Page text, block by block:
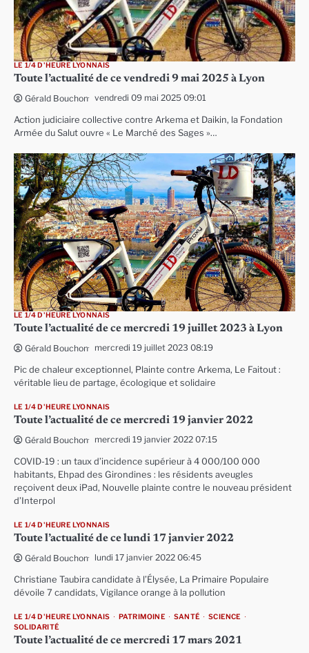
LE 1/4 D'HEURE LYONNAIS
Toute l’actualité de ce vendredi 9 mai 2025 à Lyon
Gérald Bouchon vendredi 09 mai 2025 09:01
Action judiciaire collective contre Arkema et Daikin, la Fondation
Armée du Salut ouvre « Le Marché des Sages »…
LE 1/4 D'HEURE LYONNAIS
Toute l’actualité de ce mercredi 19 juillet 2023 à Lyon
Gérald Bouchon mercredi 19 juillet 2023 08:19
Pic de chaleur exceptionnel, Plainte contre Arkema, Le Faitout :
véritable lieu de partage, écologique et solidaire
LE 1/4 D'HEURE LYONNAIS
Toute l’actualité de ce mercredi 19 janvier 2022
Gérald Bouchon mercredi 19 janvier 2022 07:15
COVID-19 : un taux d’incidence supérieur à 4 000/100 000
habitants, Ehpad des Girondines : les résidents aveugles
reçoivent deux iPad, Nouvelle plainte contre le nouveau président
d’Interpol
LE 1/4 D'HEURE LYONNAIS
Toute l’actualité de ce lundi 17 janvier 2022
Gérald Bouchon lundi 17 janvier 2022 06:45
Christiane Taubira candidate à l’Élysée, La Primaire Populaire
dévoile 7 candidats, Vigilance orange à la pollution
LE 1/4 D'HEURE LYONNAIS PATRIMOINE SANTÉ
SCIENCE
SOLIDARITÉ
Toute l’actualité de ce mercredi 17 mars 2021